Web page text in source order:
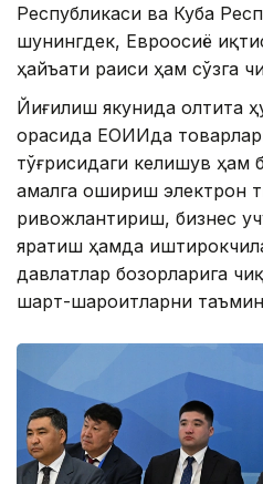
Республикаси ва Куба
шунингдек, Евроосиё
ҳайъати раиси ҳам сўзга
Йиғилиш якунида олтита
орасида ЕОИИда
тўғрисидаги келишув
амалга ошириш электрон
ривожлантириш, бизнес
яратиш ҳамда
давлатлар бозорларига
шарт-шароитларни